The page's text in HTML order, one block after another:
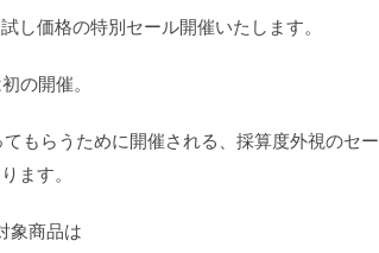
し価格の特別セール開催いたします。
の開催。
もらうために開催される、採算度外視のセー
ます。
象商品は